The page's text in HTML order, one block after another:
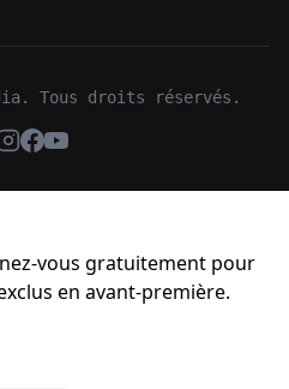
Tous droits réservés.
vous gratuitement pour
en avant-première.